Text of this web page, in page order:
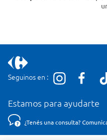
Seguinos en :
Estamos para ayudarte
¿Tenés una consulta?